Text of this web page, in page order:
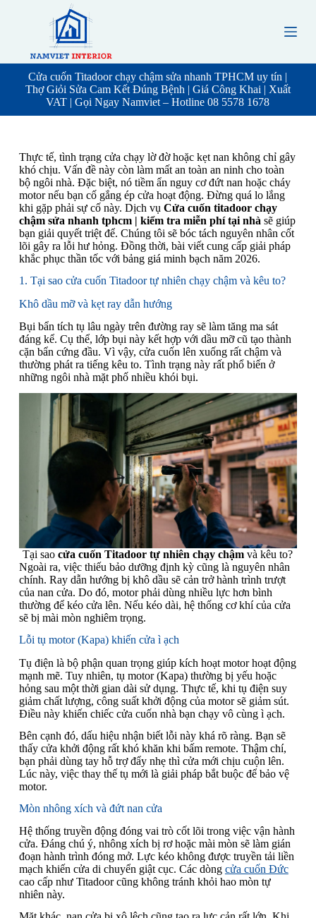
t
n
n
Cửa cuốn Titadoor chạy chậm sửa nhanh TPHCM uy tín |
Thợ Giỏi Sửa Cam Kết Đúng Bệnh | Giá Công Khai | Xuất
VAT | Gọi Ngay Namviet – Hotline 08 5578 1678
Thực tế, tình trạng cửa chạy lờ đờ hoặc kẹt nan không chỉ gây
khó chịu. Vấn đề này còn làm mất an toàn an ninh cho toàn
bộ ngôi nhà. Đặc biệt, nó tiềm ẩn nguy cơ đứt nan hoặc cháy
motor nếu bạn cố gắng ép cửa hoạt động. Đừng quá lo lắng
khi gặp phải sự cố này. Dịch vụ Cửa cuốn titadoor chạy
chậm sửa nhanh tphcm | kiểm tra miễn phí tại nhà sẽ giúp
bạn giải quyết triệt để. Chúng tôi sẽ bóc tách nguyên nhân cốt
lõi gây ra lỗi hư hỏng. Đồng thời, bài viết cung cấp giải pháp
khắc phục thần tốc với bảng giá minh bạch năm 2026.
1. Tại sao cửa cuốn Titadoor tự nhiên chạy chậm và kêu to?
Khô dầu mỡ và kẹt ray dẫn hướng
Bụi bẩn tích tụ lâu ngày trên đường ray sẽ làm tăng ma sát
đáng kể. Cụ thể, lớp bụi này kết hợp với dầu mỡ cũ tạo thành
cặn bẩn cứng đầu. Vì vậy, cửa cuốn lên xuống rất chậm và
thường phát ra tiếng kêu to. Tình trạng này rất phổ biến ở
những ngôi nhà mặt phố nhiều khói bụi.
Tại saocửa cuốn Titadoor tự nhiên chạy chậm và kêu to?
Ngoài ra, việc thiếu bảo dưỡng định kỳ cũng là nguyên nhân
chính. Ray dẫn hướng bị khô dầu sẽ cản trở hành trình trượt
của nan cửa. Do đó, motor phải dùng nhiều lực hơn bình
thường để kéo cửa lên. Nếu kéo dài, hệ thống cơ khí của cửa
sẽ bị mài mòn nghiêm trọng.
Lỗi tụ motor (Kapa) khiến cửa ì ạch
Tụ điện là bộ phận quan trọng giúp kích hoạt motor hoạt động
mạnh mẽ. Tuy nhiên, tụ motor (Kapa) thường bị yếu hoặc
hỏng sau một thời gian dài sử dụng. Thực tế, khi tụ điện suy
giảm chất lượng, công suất khởi động của motor sẽ giảm sút.
Điều này khiến chiếc cửa cuốn nhà bạn chạy vô cùng ì ạch.
Bên cạnh đó, dấu hiệu nhận biết lỗi này khá rõ ràng. Bạn sẽ
thấy cửa khởi động rất khó khăn khi bấm remote. Thậm chí,
bạn phải dùng tay hỗ trợ đẩy nhẹ thì cửa mới chịu cuộn lên.
Lúc này, việc thay thế tụ mới là giải pháp bắt buộc để bảo vệ
motor.
Mòn nhông xích và đứt nan cửa
Hệ thống truyền động đóng vai trò cốt lõi trong việc vận hành
cửa. Đáng chú ý, nhông xích bị rơ hoặc mài mòn sẽ làm gián
đoạn hành trình đóng mở. Lực kéo không được truyền tải liền
mạch khiến cửa di chuyển giật cục. Các dòng cửa cuốn Đức
cao cấp như Titadoor cũng không tránh khỏi hao mòn tự
nhiên này.